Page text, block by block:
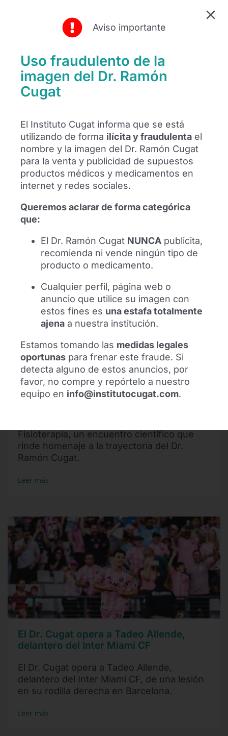
reencuentra con el Dr. Ramón Cugat en
Barcelona
El futbolista Alexis Sánchez se ha
reencontrado con el Dr. Ramón Cugat en
Barcelona para mostrar su agradecimiento
al equipo médico tras años de seguimiento
profesional.
Leer más
Homenaje al Dr. Cugat en el FTP 2026
Congreso Internacional de Fisioterapia
Fisioterapia, un encuentro científico que
rinde homenaje a la trayectoria del Dr.
Ramón Cugat.
Leer más
El Dr. Cugat opera a Tadeo Allende,
delantero del Inter Miami CF
El Dr. Cugat opera a Tadeo Allende,
delantero del Inter Miami CF, de una lesión
en su rodilla derecha en Barcelona.
Leer más
Aviso importante
Uso fraudulento de la
imagen del Dr. Ramón
Cugat
El Instituto Cugat informa que se está
utilizando de forma ilícita y fraudulenta el
nombre y la imagen del Dr. Ramón Cugat
para la venta y publicidad de supuestos
productos médicos y medicamentos en
internet y redes sociales.
Queremos aclarar de forma categórica
que:
El Dr. Ramón Cugat NUNCA publicita,
recomienda ni vende ningún tipo de
producto o medicamento.
Cualquier perfil, página web o
anuncio que utilice su imagen con
estos fines es una estafa totalmente
ajena a nuestra institución.
Estamos tomando las medidas legales
oportunas para frenar este fraude. Si
detecta alguno de estos anuncios, por
favor, no compre y repórtelo a nuestro
equipo en info@institutocugat.com.